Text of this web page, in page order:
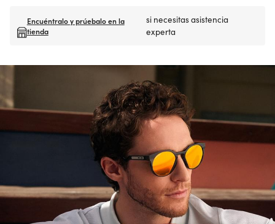
Encuéntralo y prúebalo en la
tienda
si necesitas asistencia
experta